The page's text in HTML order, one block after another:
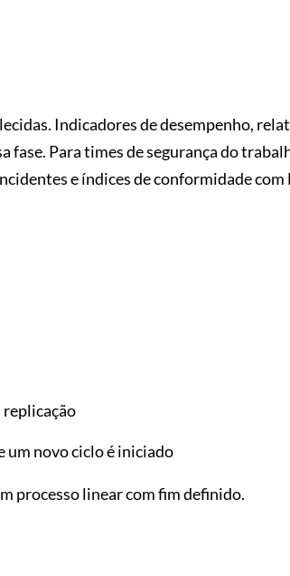
Indicadores de desempenho,
Para times de segurança do
e índices de conformidade com
replicação
um novo ciclo é iniciado
processo linear com fim definido.